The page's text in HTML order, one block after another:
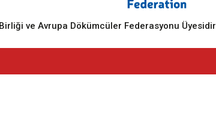
ve Avrupa Dökümcüler Federasyonu